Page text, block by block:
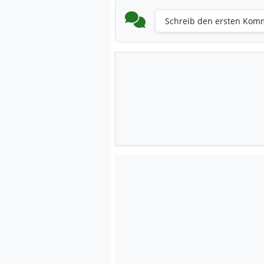
Schreib den ersten